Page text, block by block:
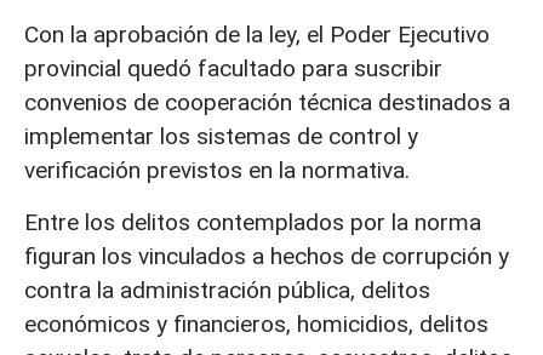
Con la aprobación de la ley, el Poder Ejecutivo
provincial quedó facultado para suscribir
convenios de cooperación técnica destinados a
implementar los sistemas de control y
verificación previstos en la normativa.
Entre los delitos contemplados por la norma
figuran los vinculados a hechos de corrupción y
contra la administración pública, delitos
económicos y financieros, homicidios, delitos